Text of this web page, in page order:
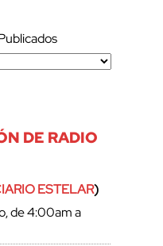
DE RADIO
ESTELAR)
de 4:00am a